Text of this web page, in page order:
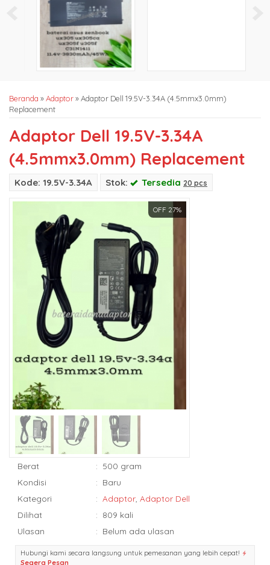
Beranda »Adaptor»Adaptor Dell 19.5V-3.34A (4.5mmx3.0mm)
Replacement
Adaptor Dell 19.5V-3.34A
(4.5mmx3.0mm) Replacement
Kode: 19.5V-3.34A Stok: Tersedia 20 pcs
OFF 27%
Berat : 500 gram
Kondisi
: Baru
Kategori
: Adaptor, Adaptor Dell
Dilihat
: 809 kali
Ulasan
: Belum ada ulasan
Hubungi kami secara langsung untuk pemesanan yang lebih cepat!
Segera Pesan